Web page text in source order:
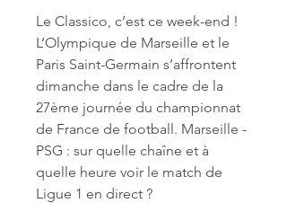
Le Classico, c’est ce week-end !
L’Olympique de Marseille et le
Paris Saint-Germain s’affrontent
dimanche dans le cadre de la
27ème journée du championnat
de France de football. Marseille -
PSG : sur quelle chaîne et à
quelle heure voir le match de
Ligue 1 en direct ?